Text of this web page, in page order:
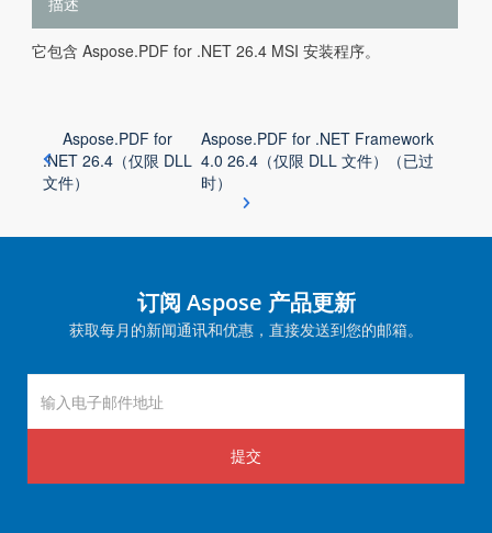
它包含 Aspose.PDF for .NET 26.4 MSI 安装程序。
Aspose.PDF for
.NET 26.4（仅限 DLL
文件）
Aspose.PDF for .NET Framework
4.0 26.4（仅限 DLL 文件）（已过
时）
订阅 Aspose 产品更新
获取每月的新闻通讯和优惠，直接发送到您的邮箱。
提交